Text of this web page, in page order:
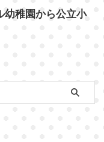
幼稚園から公立小